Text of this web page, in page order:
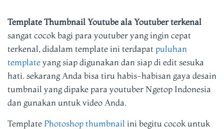
Template Thumbnail Youtube ala Youtuber terkenal
sangat cocok bagi para youtuber yang ingin cepat
terkenal, didalam template ini terdapatpuluhan
templateyang siap digunakan dan siap di edit sesuka
hati. sekarang Anda bisa tiru habis-habisan gaya desain
tumbnail yang dipake para youtuber Ngetop Indonesia
dan gunakan untuk video Anda.
TemplatePhotoshop thumbnail ini begitu cocok untuk